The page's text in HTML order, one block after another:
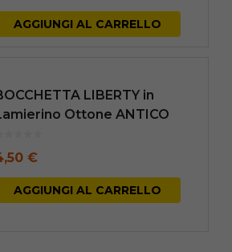
AGGIUNGI AL CARRELLO
LIBERTY in
Ottone ANTICO
€
AGGIUNGI AL CARRELLO